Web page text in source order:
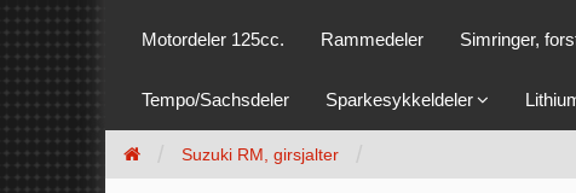
Motordeler 125cc. Rammedeler Simringer,
Tempo/Sachsdeler Sparkesykkeldeler
Suzuki RM, girsjalter